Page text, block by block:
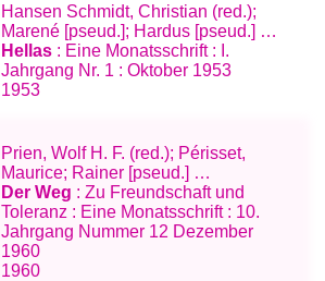
Hansen Schmidt, Christian (red.);
Marené [pseud.]; Hardus [pseud.] …
Hellas : Eine Monatsschrift : I.
Jahrgang Nr. 1 : Oktober 1953
1953
Prien, Wolf H. F. (red.); Périsset,
Maurice; Rainer [pseud.] …
Der Weg : Zu Freundschaft und
Toleranz : Eine Monatsschrift : 10.
Jahrgang Nummer 12 Dezember
1960
1960